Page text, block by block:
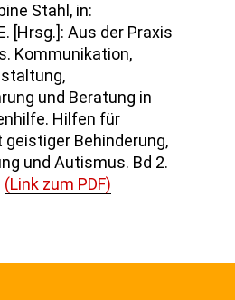
Stahl, in:
[Hrsg.]: Aus der Praxis
Kommunikation,
und Beratung in
Hilfen für
Behinderung,
und Autismus. Bd 2.
(Link zum PDF)